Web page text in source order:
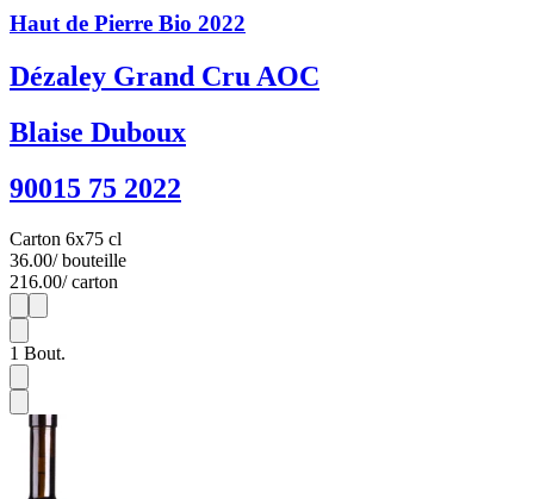
Haut de Pierre Bio 2022
Dézaley Grand Cru AOC
Blaise Duboux
90015 75 2022
Carton 6x75 cl
36.00/ bouteille
216.00/ carton
1
1 Bout.